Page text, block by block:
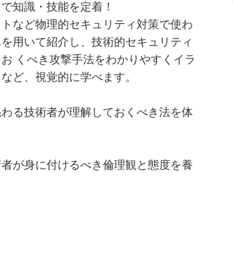
知識・技能を定着！
など物理的セキュリティ対策で使わ
用いて紹介し、技術的セキュリティ
くべき攻撃手法をわかりやすくイラ
ど、視覚的に学べます。
る技術者が理解しておくべき法を体
が身に付けるべき倫理観と態度を養